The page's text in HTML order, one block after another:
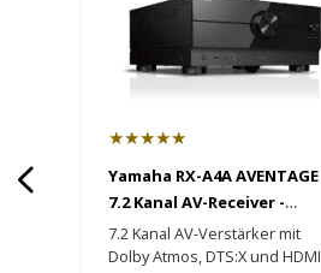
★★★★★
Yamaha RX-A4A AVENTAGE
7.2 Kanal AV-Receiver -
HEIMKINORAUM Edition
7.2 Kanal AV-Verstärker mit
Dolby Atmos, DTS:X und HDMI